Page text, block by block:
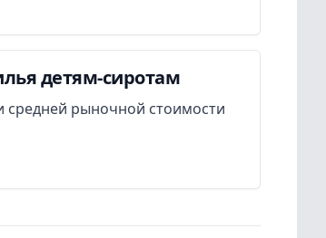
детям-сиротам
средней рыночной стоимости